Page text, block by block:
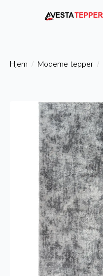
Hjem Moderne tepper